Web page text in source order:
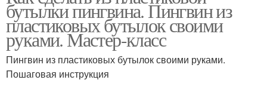
бутылки пингвина. Пингвин из
пластиковых бутылок своими
руками. Мастер-класс
Пингвин из пластиковых бутылок своими руками.
Пошаговая инструкция